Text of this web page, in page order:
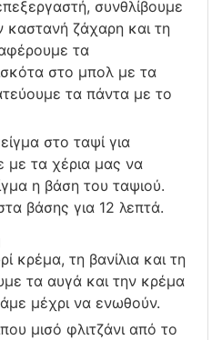
συνθλίβουμε
καστανή ζάχαρη και τη
τα
στο μπολ με τα
τα πάντα με το
στο ταψί για
με τα χέρια μας να
η βάση του ταψιού.
βάσης για 12 λεπτά.
κρέμα, τη βανίλια και τη
τα αυγά και την κρέμα
μέχρι να ενωθούν.
μισό φλιτζάνι από το